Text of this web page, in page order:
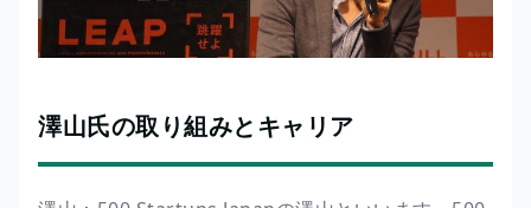
澤山氏の取り組みとキャリア